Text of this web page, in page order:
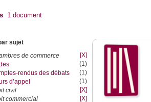
1 document
sujet
de commerce
[X]
(1)
rendus des débats
(1)
d’appel
(1)
civil
[X]
commercial
[X]